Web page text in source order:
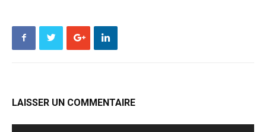
LAISSER UN COMMENTAIRE